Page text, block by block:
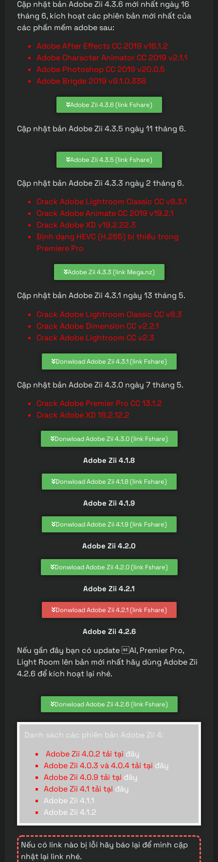
Cập nhật bản Adobe Zii 4.3.6 mới nhất ngày 16
tháng 6, kích hoạt các phiên bản mới nhất của
các phần mềm adobe sau:
Adobe After Effects CC 2019 v16.1.2
Adobe Character Animator CC 2019 v2.1.1
Adobe Photoshop CC 2019 v20.0.5
Adobe Brigde 2019 v9.1.0.338
Adobe Zii 4.3.6 (link Fshare)
Cập nhật bản Adobe Zii 4.3.5 ngày 11 tháng 6.
Adobe Zii 4.3.5 (link Fshare)
Cập nhật bản Adobe Zii 4.3.3 ngày 2 tháng 6.
Crack Adobe Lightroom Classic CC v8.3.1
Crack Adobe Animate CC 2019 v19.2.1
Crack Adobe XD v19.2.22.3
Định dạng HEVC (H.265) bị thiếu trong
Premiere Pro
Adobe Zii 4.3.3 (link Mega.nz)
Cập nhật bản Adobe Zii 4.3.1 ngày 13 tháng 5.
Crack Adobe Lightroom Classic CC v8.3
Crack Adobe Dimension CC v2.2.1
Crack Adobe Lightroom CC v2.3
Donwload Adobe Zii 4.3.1 (link Fshare)
Cập nhật bản Adobe Zii 4.3.0 ngày 7 tháng 5.
Crack Adobe Premier Pro CC 13.1.2
Crack Adobe XD 18.2.12.2
Donwload Adobe Zii 4.3.0 (link Fshare)
Adobe Zii 4.1.8
Donwload Adobe Zii 4.1.8 (link Fshare)
Adobe Zii 4.1.9
Donwload Adobe Zii 4.1.9 (link Fshare)
Adobe Zii 4.2.0
Donwload Adobe Zii 4.2.0 (link Fshare)
Adobe Zii 4.2.1
Donwload Adobe Zii 4.2.1 (link Fshare)
Adobe Zii 4.2.6
Nếu gần đây bạn có update AI, Premier Pro,
Light Room lên bản mới nhất hãy dùng Adobe Zii
4.2.6 để kích hoạt lại nhé.
Donwload Adobe Zii 4.2.6 (link Fshare)
Danh sách các phiên bản Adobe Zii 4:
Adobe Zii 4.0.2 tải tại đây
Adobe Zii 4.0.3 và 4.0.4 tải tại đây
Adobe Zii 4.0.9 tải tại đây
Adobe Zii 4.1 tải tại đây
Adobe Zii 4.1.1
Adobe Zii 4.1.2
Nếu có link nào bị lỗi hãy báo lại để mình cập
nhật lại link nhé.